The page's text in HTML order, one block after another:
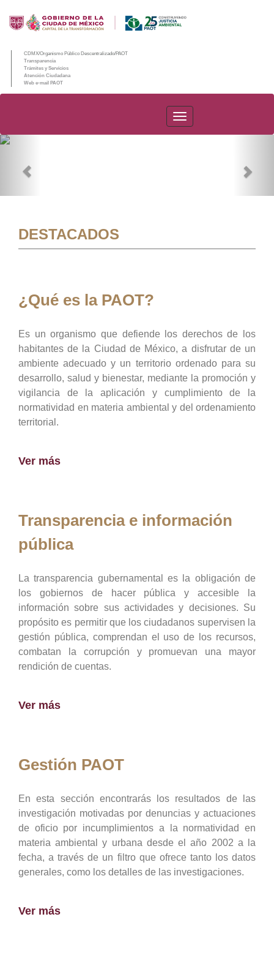
CDMX/Organismo Público Descentralizado/PAOT
Transparencia
Trámites y Servicios
Atención Ciudadana
Web e-mail PAOT
PAOT
DESTACADOS
¿Qué es la PAOT?
Es un organismo que defiende los derechos de los
habitantes de la Ciudad de México, a disfrutar de un
ambiente adecuado y un territorio ordenado para su
desarrollo, salud y bienestar, mediante la promoción y
vigilancia de la aplicación y cumplimiento de la
normatividad en materia ambiental y del ordenamiento
territorial.
Ver más
Transparencia e información
pública
La transparencia gubernamental es la obligación de
los gobiernos de hacer pública y accesible la
información sobre sus actividades y decisiones. Su
propósito es permitir que los ciudadanos supervisen la
gestión pública, comprendan el uso de los recursos,
combatan la corrupción y promuevan una mayor
rendición de cuentas.
Ver más
Gestión PAOT
En esta sección encontrarás los resultados de las
investigación motivadas por denuncias y actuaciones
de oficio por incumplimientos a la normatividad en
materia ambiental y urbana desde el año 2002 a la
fecha, a través de un filtro que ofrece tanto los datos
generales, como los detalles de las investigaciones.
Ver más